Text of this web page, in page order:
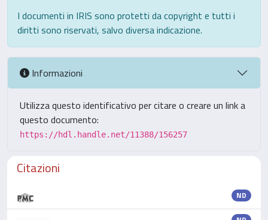
I documenti in IRIS sono protetti da copyright e tutti i
diritti sono riservati, salvo diversa indicazione.
Informazioni
Utilizza questo identificativo per citare o creare un link a
questo documento:
https://hdl.handle.net/11388/156257
Citazioni
ND